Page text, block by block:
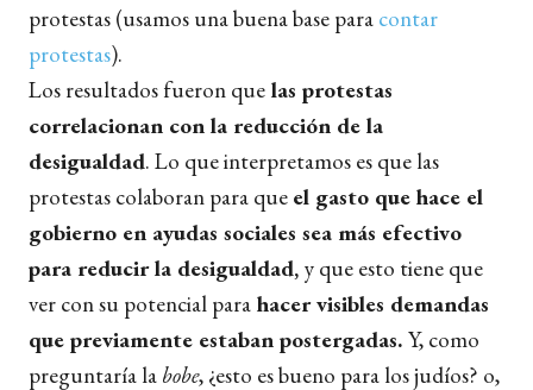
protestas (usamos una buena base para contar
protestas).
Los resultados fueron que las protestas
correlacionan con la reducción de la
desigualdad. Lo que interpretamos es que las
protestas colaboran para que el gasto que hace el
gobierno en ayudas sociales sea más efectivo
para reducir la desigualdad, y que esto tiene que
ver con su potencial para hacer visibles demandas
que previamente estaban postergadas. Y, como
preguntaría la bobe, ¿esto es bueno para los judíos? o,